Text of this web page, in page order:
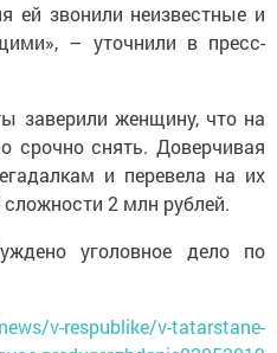
ей звонили неизвестные и
– уточнили в пресс-
заверили женщину, что на
срочно снять. Доверчивая
и перевела на их
2 млн рублей.
уголовное дело по
v-respublike/v-tatarstane-